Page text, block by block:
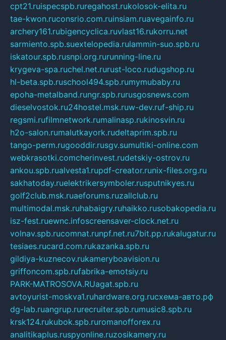
cpt21.ruispecspb.ruregahost.rukolosok-elita.ru
tae-kwon.ruconsrio.com.ruinsiam.ruavegainfo.ru
archery161.rubigencyclica.ruvlast16.rukorru.net
sarmiento.spb.suextelopedia.rulammin-suo.spb.ru
iskatour.spb.rusnpi.org.rurunning-line.ru
krygeva-spa.ruchel.net.rurust-loco.rudugshop.ru
hl-beta.spb.ruschool494.spb.rumymubaby.ru
epoha-metalband.rungr.spb.rurusgosnews.com
dieselvostok.ru24hostel.msk.ruw-dev.ruf-ship.ru
regsmi.rufilmnetwork.rumalinasp.rukinosvin.ru
h2o-salon.rumalutkayork.rudeltaprim.spb.ru
tango-perm.rugooddir.rusgv.sumultiki-online.com
webkrasotki.comcherinvest.rudetskiy-ostrov.ru
ankou.spb.rualvesta1.rupdf-creator.runix-files.org.ru
sakhatoday.ruelektrikersymboler.rusputnikyes.ru
golf2club.msk.ruaeforums.ruzallclub.ru
multimodal.msk.ruhabaigry.ruhaikko.rusobakopedia.ru
isz-fest.ruewnc.infoscreensaver-clock.net.ru
volnav.spb.rucomnat.runpf.net.ru7bit.pp.rukalugatur.ru
tesiaes.rucard.com.rukazanka.spb.ru
gildiya-kuznecov.rukameryboavision.ru
griffoncom.spb.rufabrika-emotsiy.ru
PARK-MATROSOVA.RUagat.spb.ru
avtoyurist-moskva1.ruhardware.org.ruсхема-авто.рф
dg-lab.ruangrup.rurecruiter.spb.rumusic8.spb.ru
krsk124.rukubok.spb.ruromanofforex.ru
analitikaplus.ruspyonline.ruzosikamery.ru